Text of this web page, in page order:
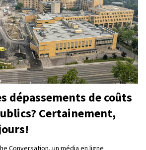
dépassements de coûts
Certainement,
Conversation, un média en ligne